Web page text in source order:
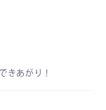
きあがり！